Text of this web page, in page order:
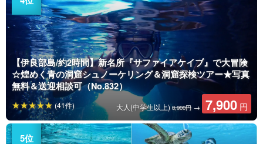
【伊良部島/約2時間】新名所『サファイアケイブ』で大冒険
☆煌めく青の洞窟シュノーケリング＆洞窟探検ツアー★写真
無料＆送迎相談可（No.832）
大人(中学生以上) 8,900円 → 7,900 円
(41件)